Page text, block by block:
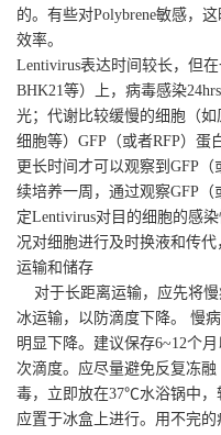
的。有些对Polybrene敏感，
效率。
Lentivirus表达时间较长，但
BHK21等）上，病毒感染
光；代谢比较缓慢的细胞（
细胞等）GFP（或者RFP）蛋
更长时间才可以观察到GFP
续培养一周，通过观察GFP
定Lentivirus对目的细胞的感
况对细胞进行及时换液和传
运输和储存
对于长距离运输，应先将
冰运输，以防滴度下降。 慢
明显下降。建议保存6~12个
次滴度。应尽量避免反复冻
毒，立即放在37℃水浴锅中，
应置于冰盒上进行。用不完